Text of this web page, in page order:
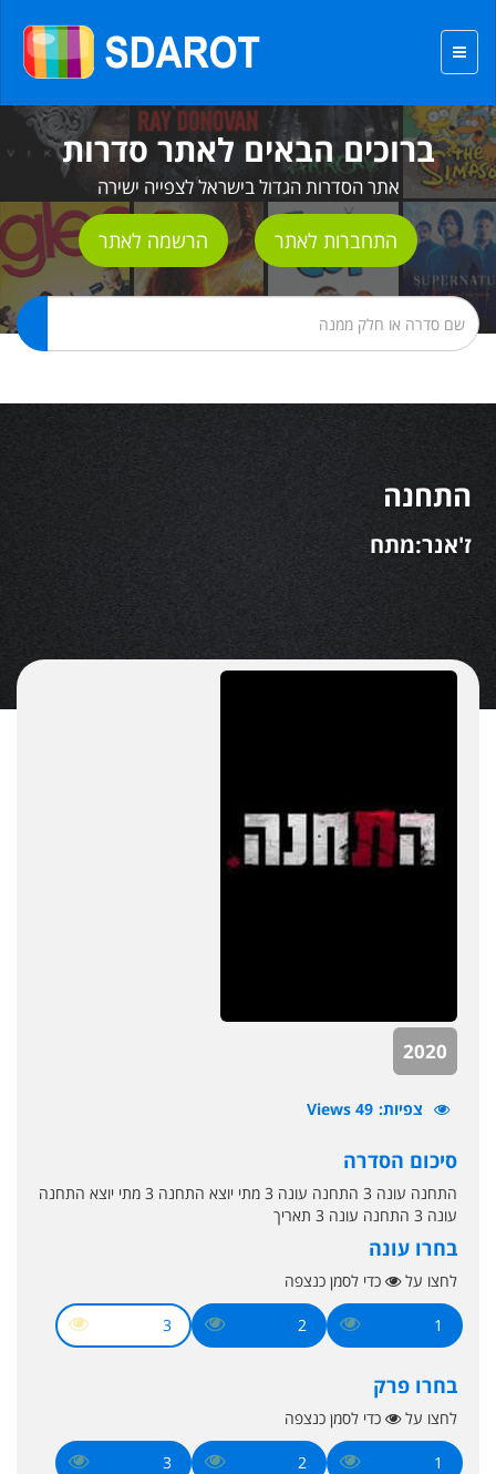
ברוכים הבאים לאתר סדרות
אתר הסדרות הגדול בישראל לצפייה ישירה
התחברות לאתר הרשמה לאתר
התחנה
ז'אנר:מתח
2020
צפיות 49 Views
סיכום הסדרה
התחנה עונה 3 התחנה עונה 3 מתי יוצא התחנה 3 מתי יוצא התחנה
עונה 3 התחנה עונה 3 תאריך
בחרו עונה
לחצו על כדי לסמן כנצפה
1
2
3
בחרו פרק
לחצו על כדי לסמן כנצפה
1
2
3